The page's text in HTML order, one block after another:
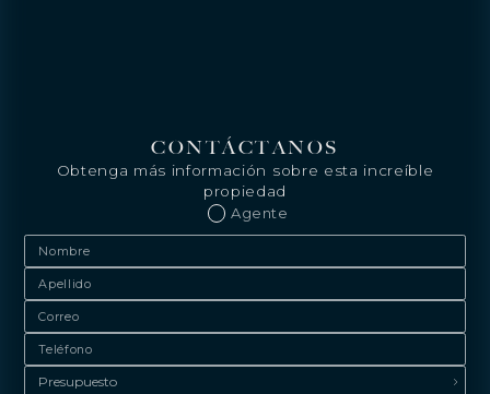
CONTÁCTANOS
Obtenga más información sobre esta increíble
propiedad
Agente